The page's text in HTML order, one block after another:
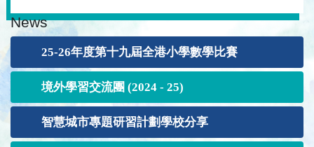
News
25-26年度第十九屆全港小學數學比賽
境外學習交流團 (2024 - 25)
智慧城市專題研習計劃學校分享